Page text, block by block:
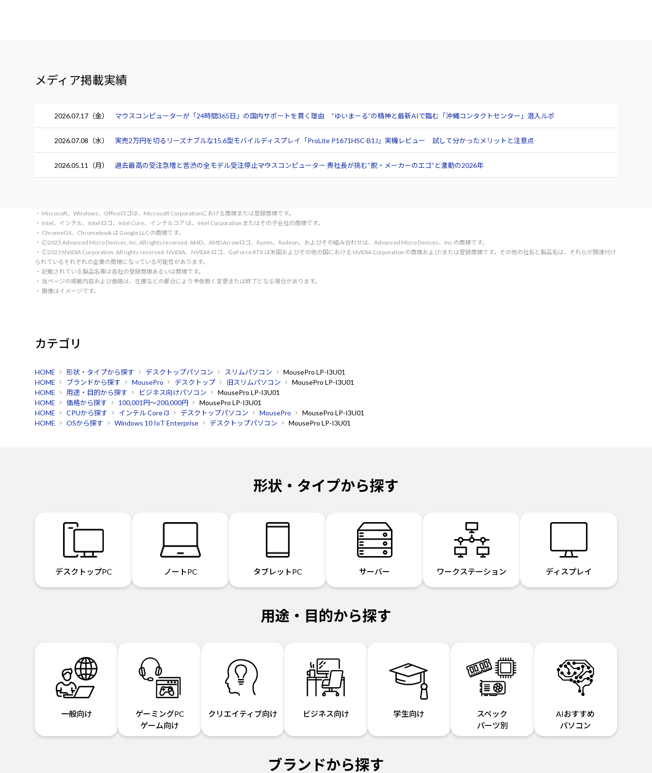
メディア掲載実績
2026.07.17（金） マウスコンピューターが「24時間365日」の国内サポートを貫く理由 “ゆいまーる”の精神と最新AIで臨む「沖縄コンタクトセンター」潜入ルポ
2026.07.08（水） 実売2万円を切るリーズナブルな15.6型モバイルディスプレイ「ProLite P1671HSC-B1J」実機レビュー 試して分かったメリットと注意点
2026.05.11（月） 過去最高の受注急増と苦渋の全モデル受注停止――マウスコンピューター 軣社長が挑む“脱・メーカーのエゴ”と激動の2026年
・ Microsoft、Windows、Officeロゴは、Microsoft Corporationにおける商標または登録商標です。
・ Intel、インテル、Intel ロゴ、Intel Core、インテルコア は、Intel Corporation またはその子会社の商標です。
・ ChromeOS、Chromebook は Google LLC の商標です。
・ 🄫2023 Advanced Micro Devices, Inc. All rights reserved. AMD、AMD Arrowロゴ、Ryzen、Radeon、およびその組み合わせは、Advanced Micro Devices、Inc.の商標です。
・ 🄫2023 NVIDIA Corporation. All rights reserved. NVIDIA、NVIDIA ロゴ、GeForce RTX は米国およびその他の国における NVIDIA Corporation の商標および/または登録商標です。その他の社名と製品名は、それらが関連付け
られているそれぞれの企業の商標になっている可能性があります。
・ 記載されている製品名等は各社の登録商標あるいは商標です。
・ 当ページの掲載内容および価格は、在庫などの都合により予告無く変更または終了となる場合があります。
・ 画像はイメージです。
カテゴリ
HOME 形状・タイプから探す デスクトップパソコン スリムパソコン
MousePro LP-I3U01
HOME
ブランドから探す MousePro デスクトップ 旧スリムパソコン
MousePro LP-I3U01
HOME
用途・目的から探す ビジネス向けパソコン
MousePro LP-I3U01
HOME
価格から探す 100,001円～200,000円
MousePro LP-I3U01
HOME
CPUから探す インテル Core i3 デスクトップパソコン MousePro
MousePro LP-I3U01
HOME
OSから探す Windows 10 IoT Enterprise デスクトップパソコン MousePro LP-I3U01
形状・タイプから探す
デスクトップPC ノートPC タブレットPC サーバー ワークステーション ディスプレイ
用途・目的から探す
一般向け
ゲーミングPC
ゲーム向け
クリエイティブ向け ビジネス向け 学生向け
スペック
パーツ別
AIおすすめ
パソコン
ブランドから探す